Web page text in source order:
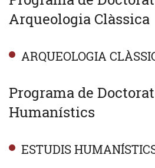
Arqueologia Clàssica
ARQUEOLOGIA
Programa de
Humanístics
ESTUDIS